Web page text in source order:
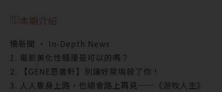
本期介紹
犢新聞 ‧ In-Depth News
1. 電影美化性騷擾是可以的嗎？
2. 【GENE思書軒】別讓好萊塢殺了你！
3. 人人隻身上路，也總會路上再見──《游牧人生》